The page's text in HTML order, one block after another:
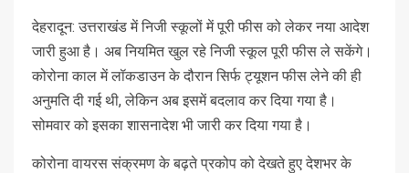
देहरादून: उत्तराखंड में निजी स्कूलों में पूरी फीस को लेकर नया आदेश
जारी हुआ है। अब नियमित खुल रहे निजी स्कूल पूरी फीस ले सकेंगे।
कोरोना काल में लॉकडाउन के दौरान सिर्फ ट्यूशन फीस लेने की ही
अनुमति दी गई थी, लेकिन अब इसमें बदलाव कर दिया गया है।
सोमवार को इसका शासनादेश भी जारी कर दिया गया है।
कोरोना वायरस संक्रमण के बढ़ते प्रकोप को देखते हुए देशभर के